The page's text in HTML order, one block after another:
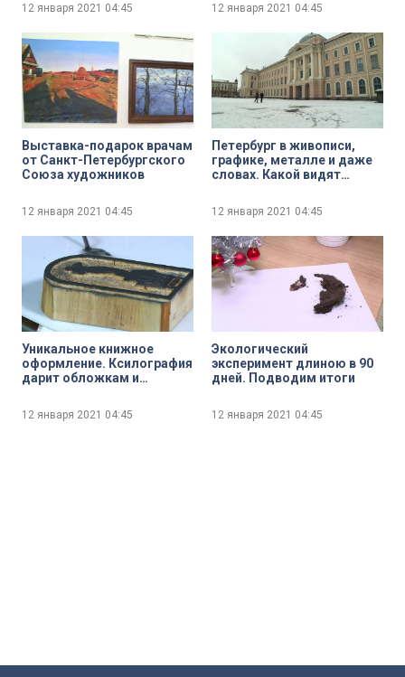
роману Шарля Де Костера
12 января 2021 04:45 12 января 2021 04:45
Выставка-подарок врачам
от Санкт-Петербургского
Союза художников
12 января 2021 04:45
Петербург в живописи,
графике, металле и даже
словах. Какой видят
художники
12 января 2021 04:45
Уникальное книжное
оформление. Ксилография
дарит обложкам и
изданий красоту и
эстетику
12 января 2021 04:45
Экологический
эксперимент длиною в 90
дней. Подводим итоги
12 января 2021 04:45